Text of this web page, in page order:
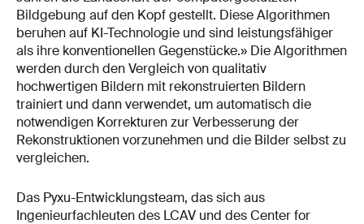
Bildgebung auf den Kopf gestellt. Diese Algorithmen
beruhen auf KI-Technologie und sind leistungsfähiger
als ihre konventionellen Gegenstücke.» Die Algorithmen
werden durch den Vergleich von qualitativ
hochwertigen Bildern mit rekonstruierten Bildern
trainiert und dann verwendet, um automatisch die
notwendigen Korrekturen zur Verbesserung der
Rekonstruktionen vorzunehmen und die Bilder selbst zu
vergleichen.
Das Pyxu-Entwicklungsteam, das sich aus
Ingenieurfachleuten des LCAV und des Center for